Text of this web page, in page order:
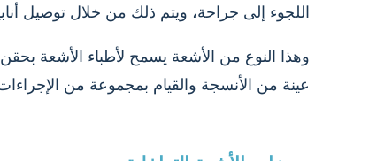
اللجوء إلى جراحة، ويتم ذلك من خلال توصيل
وهذا النوع من الأشعة يسمح لأطباء الأشعة
عينة من الأنسجة والقيام بمجموعة من